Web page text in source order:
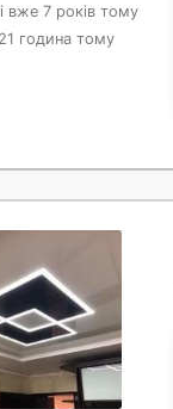
вже 7 років тому
година тому